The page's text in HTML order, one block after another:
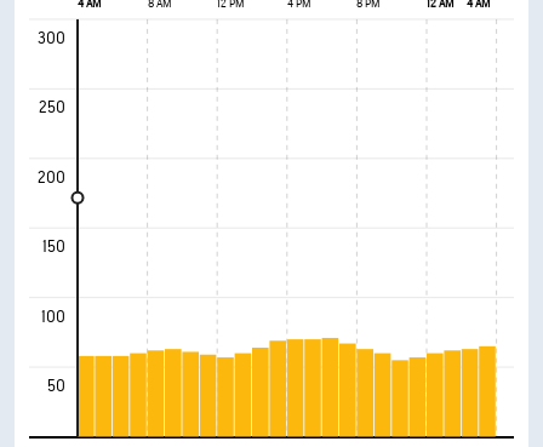
4 AM 8 AM 12 PM 4 PM 8 PM 12 AM 4 AM
300
250
200
150
100
50